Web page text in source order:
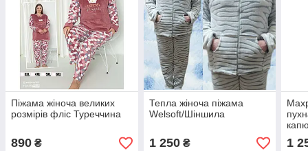
Піжама жіноча великих
розмірів фліс Туреччина
890 ₴
Тепла жіноча піжама
Welsoft/Шіншила
1 250₴ 1